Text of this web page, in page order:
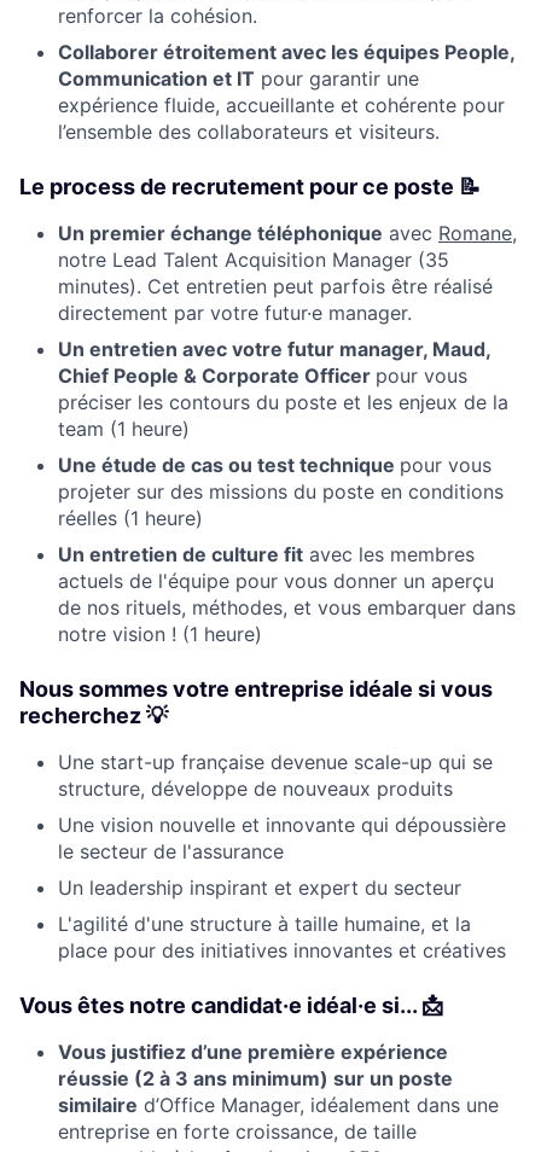
renforcer la cohésion.
Collaborer étroitement avec les équipes People,
Communication et IT pour garantir une
expérience fluide, accueillante et cohérente pour
l’ensemble des collaborateurs et visiteurs.
Le process de recrutement pour ce poste 📝
Un premier échange téléphonique avec Romane,
notre Lead Talent Acquisition Manager (35
minutes). Cet entretien peut parfois être réalisé
directement par votre futur·e manager.
Un entretien avec votre futur manager, Maud,
Chief People & Corporate Officer pour vous
préciser les contours du poste et les enjeux de la
team (1 heure)
Une étude de cas ou test technique pour vous
projeter sur des missions du poste en conditions
réelles (1 heure)
Un entretien de culture fit avec les membres
actuels de l'équipe pour vous donner un aperçu
de nos rituels, méthodes, et vous embarquer dans
notre vision ! (1 heure)
Nous sommes votre entreprise idéale si vous
recherchez 💡
Une start-up française devenue scale-up qui se
structure, développe de nouveaux produits
Une vision nouvelle et innovante qui dépoussière
le secteur de l'assurance
Un leadership inspirant et expert du secteur
L'agilité d'une structure à taille humaine, et la
place pour des initiatives innovantes et créatives
Vous êtes notre candidat·e idéal·e si... 📩
Vous justifiez d’une première expérience
réussie (2 à 3 ans minimum) sur un poste
similaire d’Office Manager, idéalement dans une
entreprise en forte croissance, de taille